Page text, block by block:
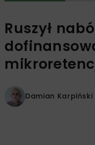
Ruszył
Damian Karpiński